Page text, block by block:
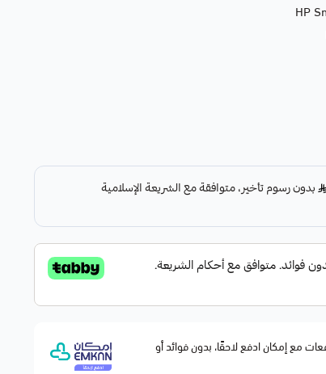
HP
على 5 دفعات مع إمكان ادفع لاحقًا، بدون فوائد أو